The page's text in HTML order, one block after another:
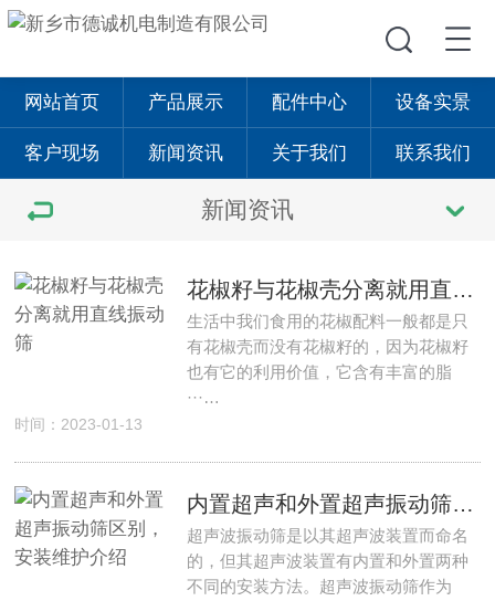
网站首页 产品展示 配件中心 设备实景
客户现场 新闻资讯 关于我们 联系我们
新闻资讯
花椒籽与花椒壳分离就用直线振动筛
生活中我们食用的花椒配料一般都是只
有花椒壳而没有花椒籽的，因为花椒籽
也有它的利用价值，它含有丰富的脂
···…
时间：2023-01-13
内置超声和外置超声振动筛区别，安装维护介绍
超声波振动筛是以其超声波装置而命名
的，但其超声波装置有内置和外置两种
不同的安装方法。超声波振动筛作为